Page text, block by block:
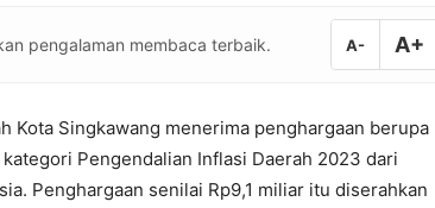
pengalaman membaca terbaik. A- A+
Kota Singkawang menerima penghargaan berupa
Pengendalian Inflasi Daerah 2023 dari
Penghargaan senilai Rp9,1 miliar itu diserahkan